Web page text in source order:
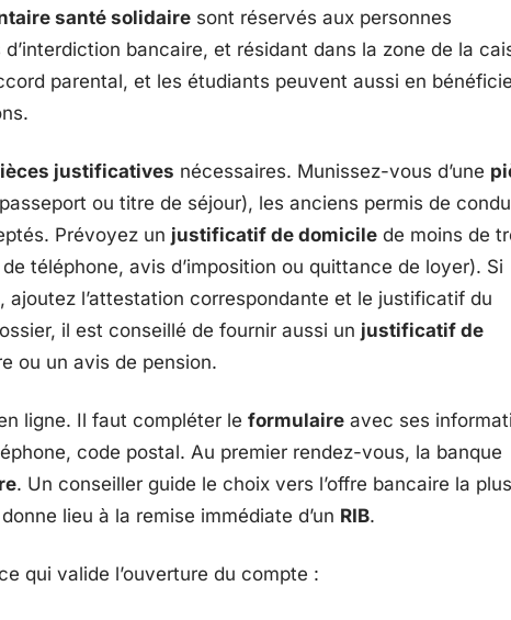
santé solidaire sont réservés aux personnes
bancaire, et résidant dans la zone de la
parental, et les étudiants peuvent aussi en
justificatives nécessaires. Munissez-vous d’une
ou titre de séjour), les anciens permis de
Prévoyez un justificatif de domicile de moins de
téléphone, avis d’imposition ou quittance de loyer). Si
ajoutez l’attestation correspondante et le justificatif du
il est conseillé de fournir aussi un justificatif de
ou un avis de pension.
ligne. Il faut compléter le formulaire avec ses
code postal. Au premier rendez-vous, la banque
. Un conseiller guide le choix vers l’offre bancaire la plus
lieu à la remise immédiate d’un RIB.
qui valide l’ouverture du compte :